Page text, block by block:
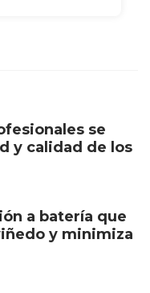
se
y calidad de los
a batería que
y minimiza